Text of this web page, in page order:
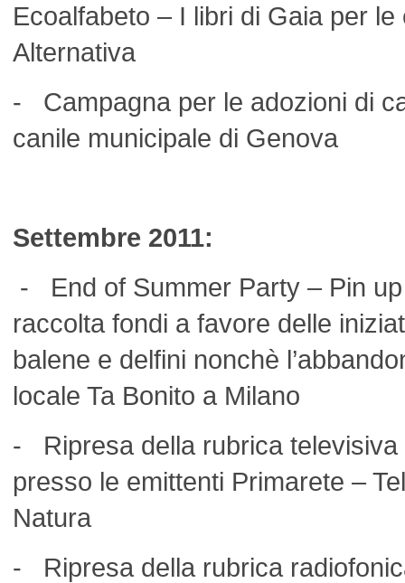
Ecoalfabeto – I libri di Gaia per
Alternativa
- Campagna per le adozioni di
canile municipale di Genova
Settembre 2011:
- End of Summer Party – Pin
raccolta fondi a favore delle
balene e delfini nonchè
locale Ta Bonito a Milano
- Ripresa della rubrica televisiva
presso le emittenti Primarete –
Natura
- Ripresa della rubrica